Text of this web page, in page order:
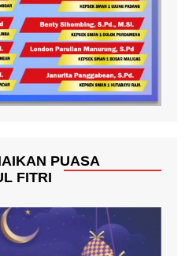
PUASA
FITRI